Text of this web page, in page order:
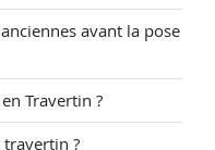
avant la pose
Travertin ?
?